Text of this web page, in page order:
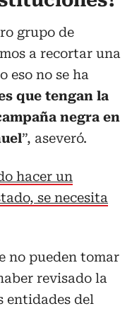
grupo de
a recortar una
eso no se ha
que tengan la
negra en
”, aseveró.
hacer un
se necesita
no pueden tomar
revisado la
entidades del